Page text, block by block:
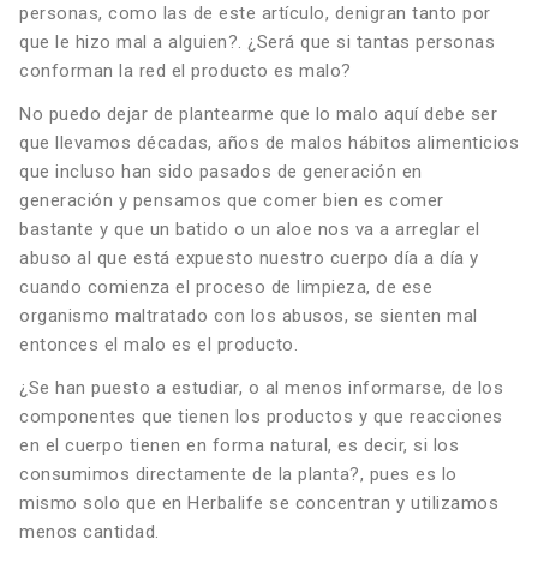
personas, como las de este artículo, denigran tanto por
que le hizo mal a alguien?. ¿Será que si tantas personas
conforman la red el producto es malo?
No puedo dejar de plantearme que lo malo aquí debe ser
que llevamos décadas, años de malos hábitos alimenticios
que incluso han sido pasados de generación en
generación y pensamos que comer bien es comer
bastante y que un batido o un aloe nos va a arreglar el
abuso al que está expuesto nuestro cuerpo día a día y
cuando comienza el proceso de limpieza, de ese
organismo maltratado con los abusos, se sienten mal
entonces el malo es el producto.
¿Se han puesto a estudiar, o al menos informarse, de los
componentes que tienen los productos y que reacciones
en el cuerpo tienen en forma natural, es decir, si los
consumimos directamente de la planta?, pues es lo
mismo solo que en Herbalife se concentran y utilizamos
menos cantidad.